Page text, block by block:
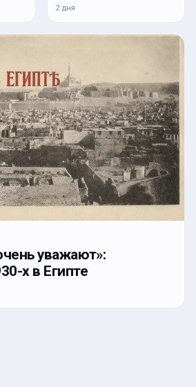
2 дня
уважают»:
х в Египте